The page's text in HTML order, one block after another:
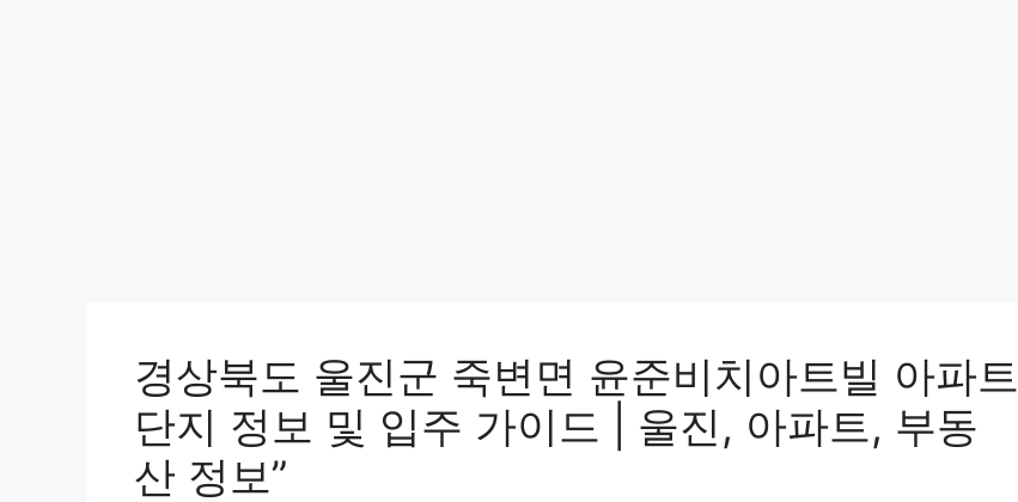
경상북도 울진군 죽변면 윤준비치아트빌 아파트
단지 정보 및 입주 가이드 | 울진, 아파트, 부동
산 정보”